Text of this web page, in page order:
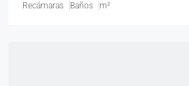
Recámaras Baños m²